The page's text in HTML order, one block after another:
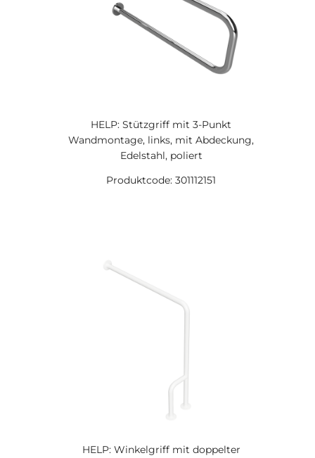
HELP: Stützgriff mit 3-Punkt
Wandmontage, links, mit Abdeckung,
Edelstahl, poliert
Produktcode: 301112151
HELP: Winkelgriff mit doppelter